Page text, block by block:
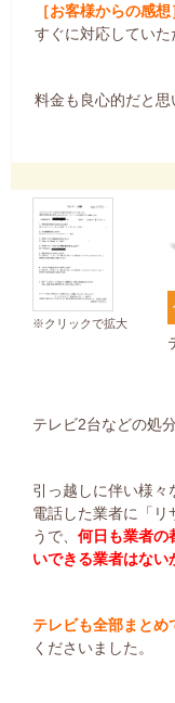
［お客様からの感想
すぐに対応していた
料金も良心的だと思
※クリックで拡大
テレビ2台などの処
引っ越しに伴い様々
電話した業者に「リ
うで、 何日も業者の
いできる業者はない
テレビも全部まとめ
くださいました。